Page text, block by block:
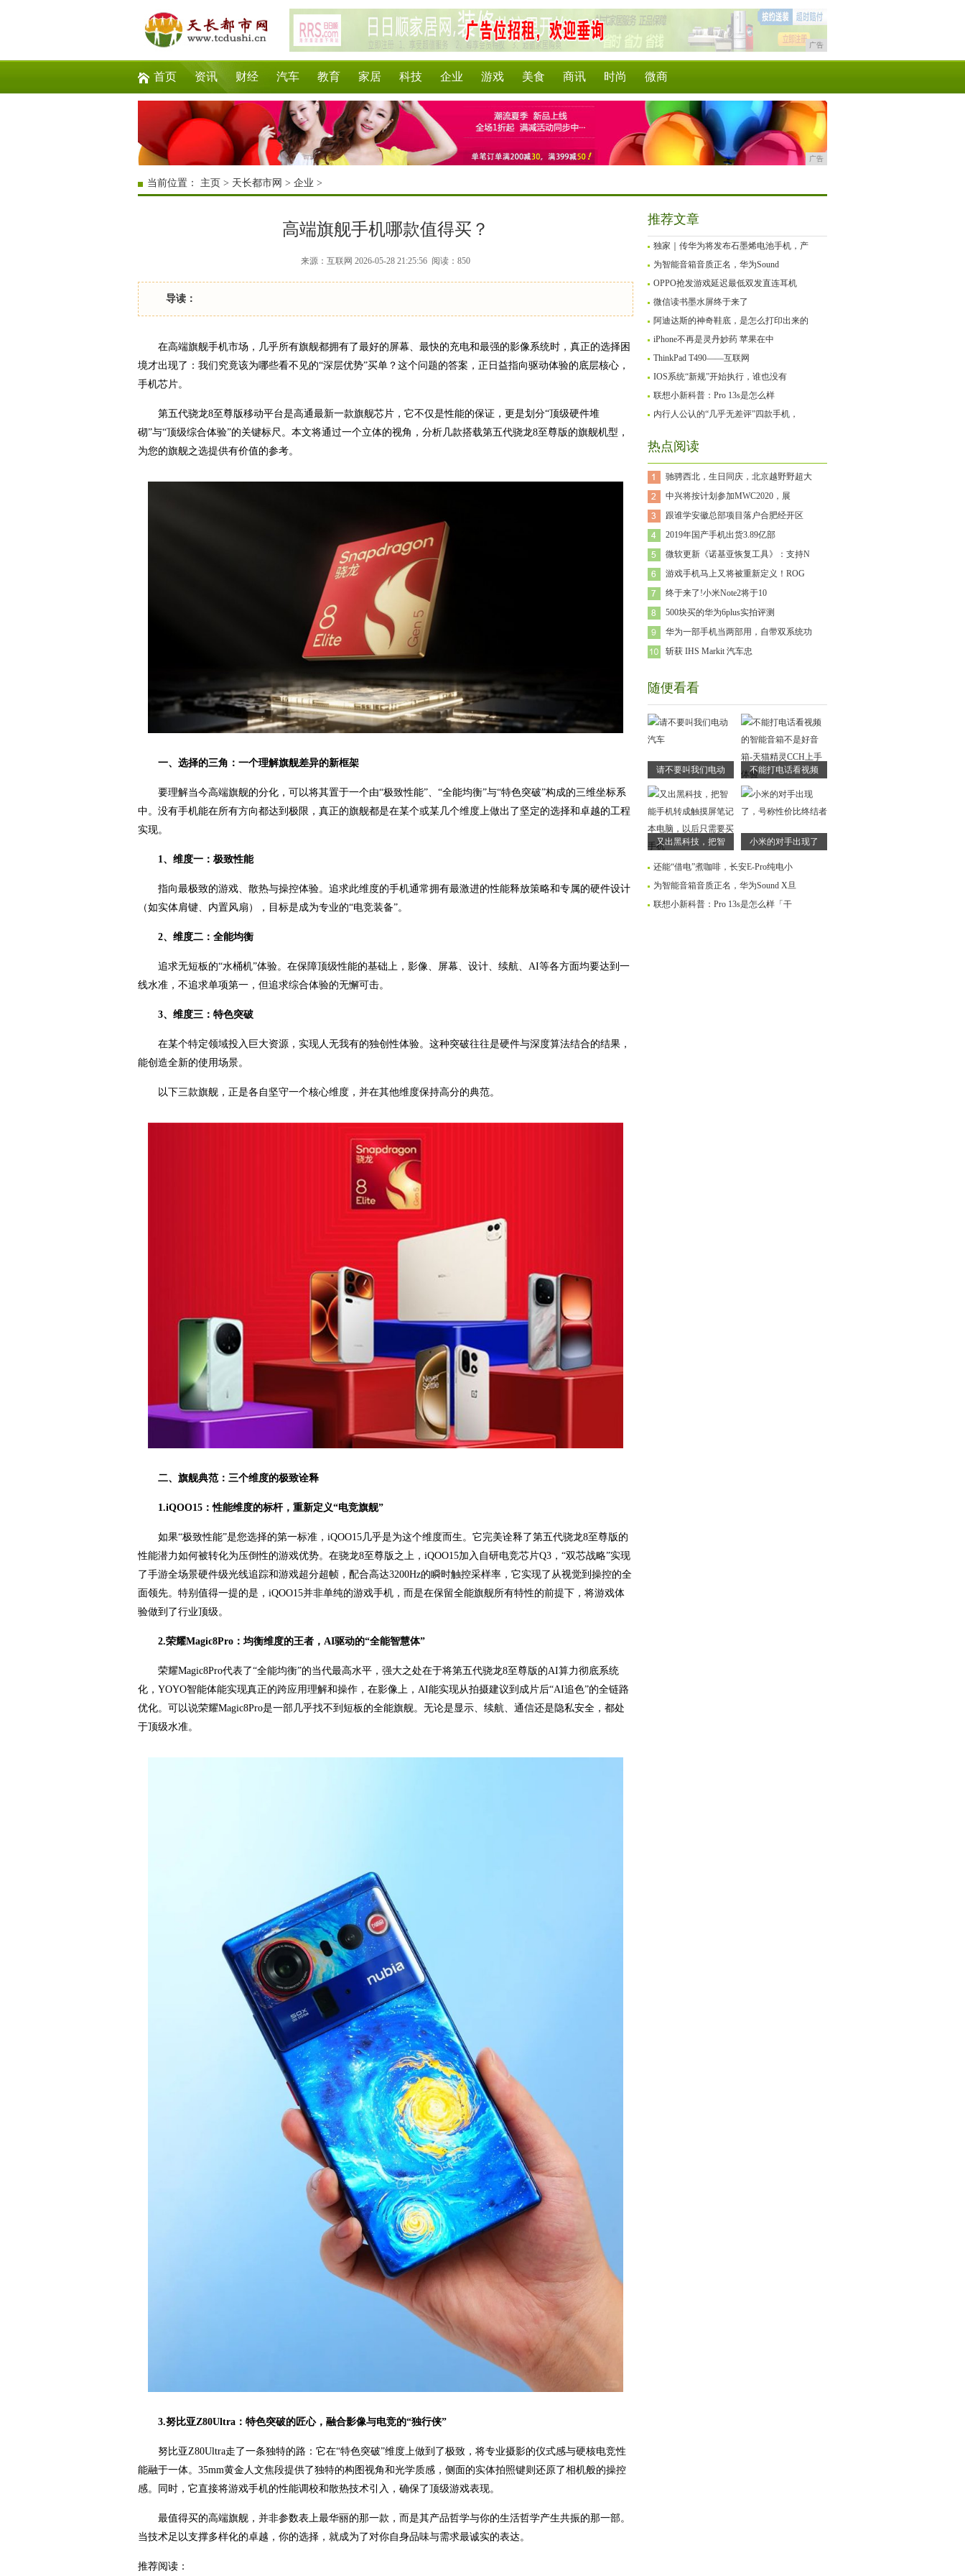
广告
首页 资讯 财经 汽车 教育 家居 科技 企业 游戏 美食 商讯 时尚 微商
广告
当前位置： 主页 > 天长都市网 > 企业 >
高端旗舰手机哪款值得买？
来源：互联网 2026-05-28 21:25:56 阅读：850
导读：
在高端旗舰手机市场，几乎所有旗舰都拥有了最好的屏幕、最快的充电和最强的影像系统时，真正的选择困
境才出现了：我们究竟该为哪些看不见的“深层优势”买单？这个问题的答案，正日益指向驱动体验的底层核心，
手机芯片。
第五代骁龙8至尊版移动平台是高通最新一款旗舰芯片，它不仅是性能的保证，更是划分“顶级硬件堆
砌”与“顶级综合体验”的关键标尺。本文将通过一个立体的视角，分析几款搭载第五代骁龙8至尊版的旗舰机型，
为您的旗舰之选提供有价值的参考。
一、选择的三角：一个理解旗舰差异的新框架
要理解当今高端旗舰的分化，可以将其置于一个由“极致性能”、“全能均衡”与“特色突破”构成的三维坐标系
中。没有手机能在所有方向都达到极限，真正的旗舰都是在某个或某几个维度上做出了坚定的选择和卓越的工程
实现。
1、维度一：极致性能
指向最极致的游戏、散热与操控体验。追求此维度的手机通常拥有最激进的性能释放策略和专属的硬件设计
（如实体肩键、内置风扇），目标是成为专业的“电竞装备”。
2、维度二：全能均衡
追求无短板的“水桶机”体验。在保障顶级性能的基础上，影像、屏幕、设计、续航、AI等各方面均要达到一
线水准，不追求单项第一，但追求综合体验的无懈可击。
3、维度三：特色突破
在某个特定领域投入巨大资源，实现人无我有的独创性体验。这种突破往往是硬件与深度算法结合的结果，
能创造全新的使用场景。
以下三款旗舰，正是各自坚守一个核心维度，并在其他维度保持高分的典范。
二、旗舰典范：三个维度的极致诠释
1.iQOO15：性能维度的标杆，重新定义“电竞旗舰”
如果“极致性能”是您选择的第一标准，iQOO15几乎是为这个维度而生。它完美诠释了第五代骁龙8至尊版的
性能潜力如何被转化为压倒性的游戏优势。在骁龙8至尊版之上，iQOO15加入自研电竞芯片Q3，“双芯战略”实现
了手游全场景硬件级光线追踪和游戏超分超帧，配合高达3200Hz的瞬时触控采样率，它实现了从视觉到操控的全
面领先。特别值得一提的是，iQOO15并非单纯的游戏手机，而是在保留全能旗舰所有特性的前提下，将游戏体
验做到了行业顶级。
2.荣耀Magic8Pro：均衡维度的王者，AI驱动的“全能智慧体”
荣耀Magic8Pro代表了“全能均衡”的当代最高水平，强大之处在于将第五代骁龙8至尊版的AI算力彻底系统
化，YOYO智能体能实现真正的跨应用理解和操作，在影像上，AI能实现从拍摄建议到成片后“AI追色”的全链路
优化。可以说荣耀Magic8Pro是一部几乎找不到短板的全能旗舰。无论是显示、续航、通信还是隐私安全，都处
于顶级水准。
3.努比亚Z80Ultra：特色突破的匠心，融合影像与电竞的“独行侠”
努比亚Z80Ultra走了一条独特的路：它在“特色突破”维度上做到了极致，将专业摄影的仪式感与硬核电竞性
能融于一体。35mm黄金人文焦段提供了独特的构图视角和光学质感，侧面的实体拍照键则还原了相机般的操控
感。同时，它直接将游戏手机的性能调校和散热技术引入，确保了顶级游戏表现。
最值得买的高端旗舰，并非参数表上最华丽的那一款，而是其产品哲学与你的生活哲学产生共振的那一部。
当技术足以支撑多样化的卓越，你的选择，就成为了对你自身品味与需求最诚实的表达。
推荐阅读：
推荐文章
独家｜传华为将发布石墨烯电池手机，产
为智能音箱音质正名，华为Sound
OPPO抢发游戏延迟最低双发直连耳机
微信读书墨水屏终于来了
阿迪达斯的神奇鞋底，是怎么打印出来的
iPhone不再是灵丹妙药 苹果在中
ThinkPad T490——互联网
IOS系统“新规”开始执行，谁也没有
联想小新科普：Pro 13s是怎么样
内行人公认的“几乎无差评”四款手机，
热点阅读
驰骋西北，生日同庆，北京越野野超大
中兴将按计划参加MWC2020，展
跟谁学安徽总部项目落户合肥经开区
2019年国产手机出货3.89亿部
微软更新《诺基亚恢复工具》：支持N
游戏手机马上又将被重新定义！ROG
终于来了!小米Note2将于10
500块买的华为6plus实拍评测
华为一部手机当两部用，自带双系统功
斩获 IHS Markit 汽车忠
随便看看
请不要叫我们电动 不能打电话看视频
又出黑科技，把智 小米的对手出现了
还能“借电”煮咖啡，长安E-Pro纯电小
为智能音箱音质正名，华为Sound X旦
联想小新科普：Pro 13s是怎么样「干